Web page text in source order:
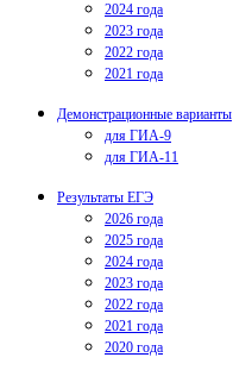
2024 года
2023 года
2022 года
2021 года
Демонстрационные варианты
для ГИА-9
для ГИА-11
Результаты ЕГЭ
2026 года
2025 года
2024 года
2023 года
2022 года
2021 года
2020 года